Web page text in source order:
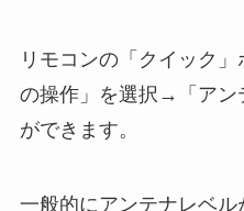
リモコンの「クイック
の操作」を選択→「アン
ができます。
一般的にアンテナレベル